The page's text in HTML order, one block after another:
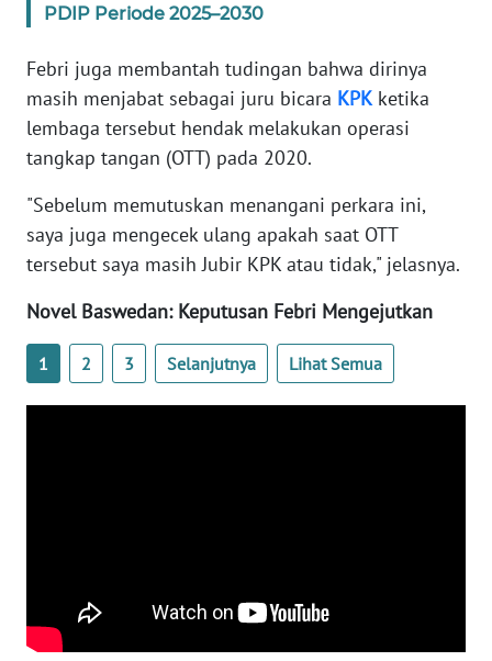
PDIP Periode 2025–2030
Febri juga membantah tudingan bahwa dirinya
masih menjabat sebagai juru bicara KPKketika
lembaga tersebut hendak melakukan operasi
tangkap tangan (OTT) pada 2020.
"Sebelum memutuskan menangani perkara ini,
saya juga mengecek ulang apakah saat OTT
tersebut saya masih Jubir KPK atau tidak," jelasnya.
Novel Baswedan: Keputusan Febri Mengejutkan
1 2 3 Selanjutnya Lihat Semua
WN
WN
JABAR
BANTEN
WN
WN
KEPRI
RIAU